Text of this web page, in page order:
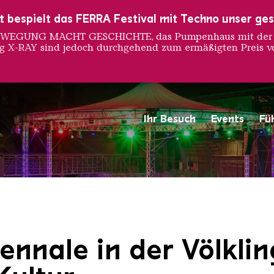
Ihr Besuch Events
Saarländischen
in der
bespielt das FERRA Festival mit Techno unser
MACHT GESCHICHTE, das Pumpenhaus mit
RAY sind jedoch durchgehend zum ermäßigten Preis